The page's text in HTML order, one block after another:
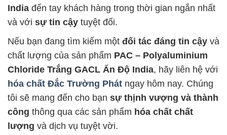
India đến tay khách hàng trong thời gian ngắn nhất
và với sự tin cậy tuyệt đối.
Nếu bạn đang tìm kiếm một đối tác đáng tin cậy và
chất lượng của sản phẩm PAC – Polyaluminium
Chloride Trắng GACL Ấn Độ India, hãy liên hệ với
hóa chất Đắc Trường Phát ngay hôm nay. Chúng
tôi sẽ mang đến cho bạn sự thịnh vượng và thành
công thông qua các sản phẩm hóa chất chất
lượng và dịch vụ tuyệt vời.